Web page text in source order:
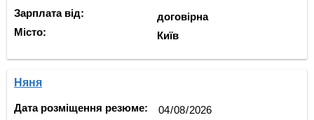
Зарплата від:
Місто:
договірна
Київ
Няня
Дата розміщення резюме: